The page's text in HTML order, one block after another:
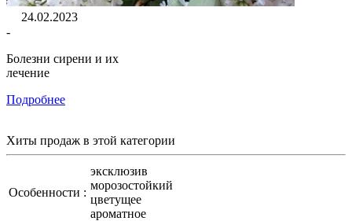
24.02.2023
-
Болезни сирени и их
лечение
Подробнее
Хиты продаж в этой категории
Особенности :
эксклюзив
морозостойкий
цветущее
ароматное